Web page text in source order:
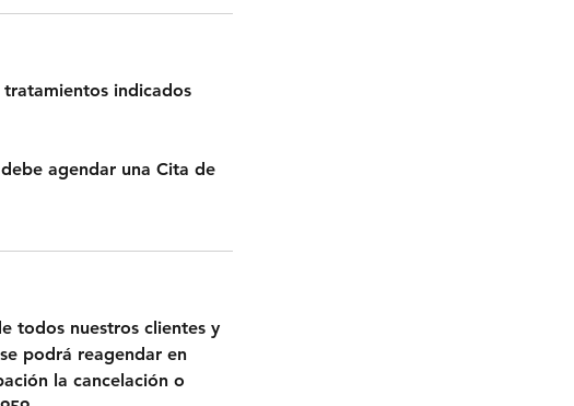
indicados
agendar una Cita de
todos nuestros clientes y
podrá reagendar en
la cancelación o